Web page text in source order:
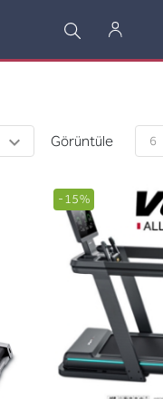
Görüntüle
-15%